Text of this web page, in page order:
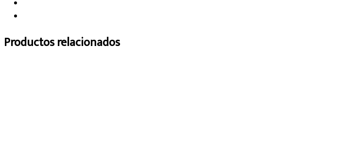
Productos relacionados